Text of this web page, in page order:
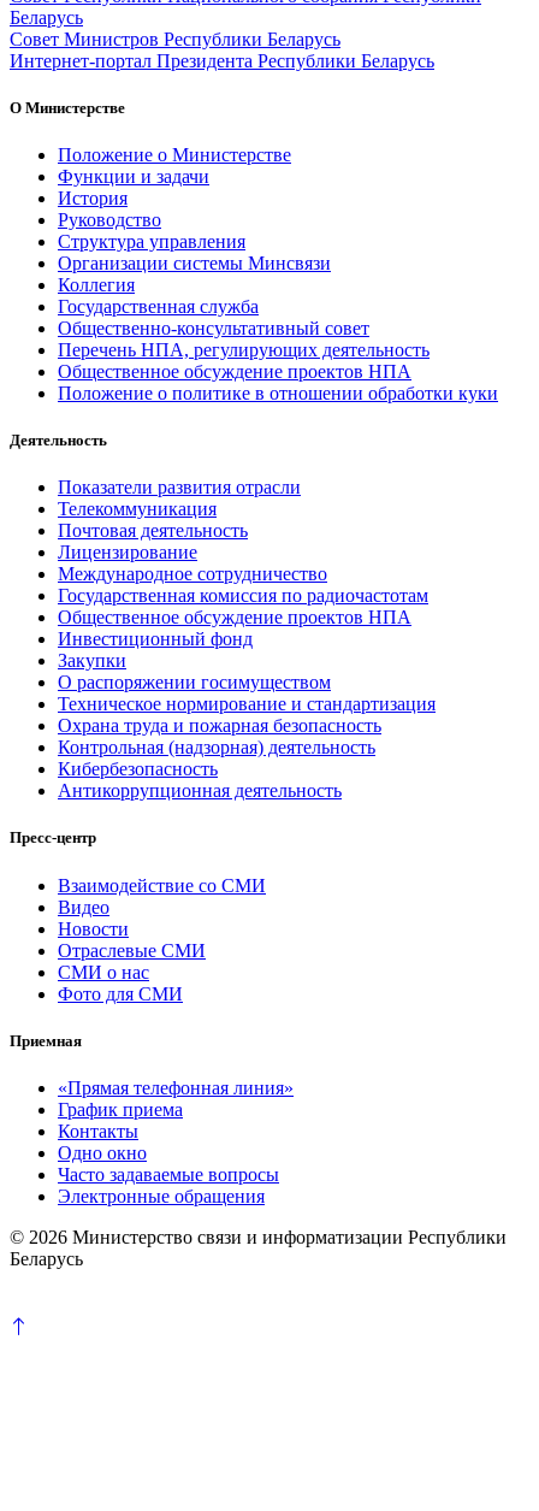
Беларусь
Совет Министров Республики Беларусь
Интернет-портал Президента Республики Беларусь
О Министерстве
Положение о Министерстве
Функции и задачи
История
Руководство
Структура управления
Организации системы Минсвязи
Коллегия
Государственная служба
Общественно-консультативный совет
Перечень НПА, регулирующих деятельность
Общественное обсуждение проектов НПА
Положение о политике в отношении обработки куки
Деятельность
Показатели развития отрасли
Телекоммуникация
Почтовая деятельность
Лицензирование
Международное сотрудничество
Государственная комиссия по радиочастотам
Общественное обсуждение проектов НПА
Инвестиционный фонд
Закупки
О распоряжении госимуществом
Техническое нормирование и стандартизация
Охрана труда и пожарная безопасность
Контрольная (надзорная) деятельность
Кибербезопасность
Антикоррупционная деятельность
Пресс-центр
Взаимодействие со СМИ
Видео
Новости
Отраслевые СМИ
СМИ о нас
Фото для СМИ
Приемная
«Прямая телефонная линия»
График приема
Контакты
Одно окно
Часто задаваемые вопросы
Электронные обращения
© 2026 Министерство связи и информатизации Республики
Беларусь